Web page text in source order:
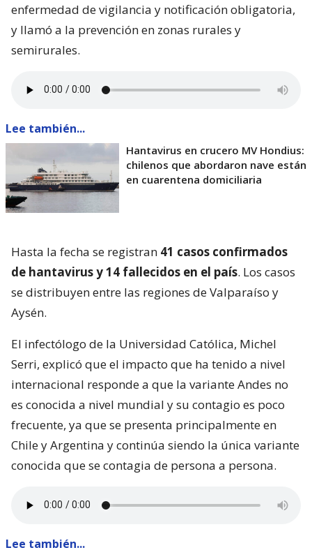
enfermedad de vigilancia y notificación obligatoria,
y llamó a la prevención en zonas rurales y
semirurales.
Lee también...
Hantavirus en crucero MV Hondius:
chilenos que abordaron nave están
en cuarentena domiciliaria
Hasta la fecha se registran 41 casos confirmados
de hantavirus y 14 fallecidos en el país. Los casos
se distribuyen entre las regiones de Valparaíso y
Aysén.
El infectólogo de la Universidad Católica, Michel
Serri, explicó que el impacto que ha tenido a nivel
internacional responde a que la variante Andes no
es conocida a nivel mundial y su contagio es poco
frecuente, ya que se presenta principalmente en
Chile y Argentina y continúa siendo la única variante
conocida que se contagia de persona a persona.
Lee también...